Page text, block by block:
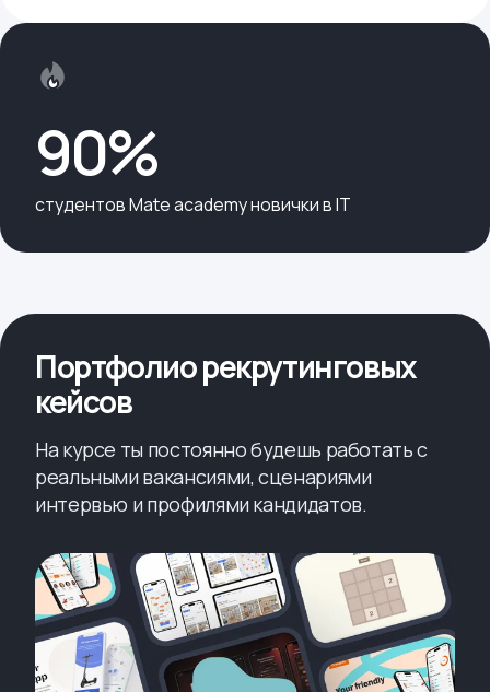
90%
cтудентов Mate academy новички в IT
Портфолио рекрутинговых
кейсов
На курсе ты постоянно будешь работать с
реальными вакансиями, сценариями
интервью и профилями кандидатов.